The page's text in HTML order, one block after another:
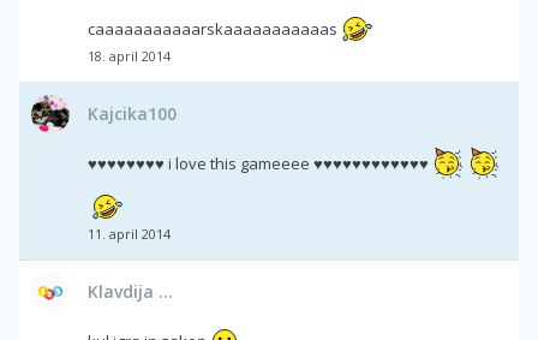
caaaaaaaaaaarskaaaaaaaaaaas
18. april 2014
Kajcika100
♥♥♥♥♥♥♥♥ i love this gameeee ♥♥♥♥♥♥♥♥♥♥♥♥
11. april 2014
Klavdija ...